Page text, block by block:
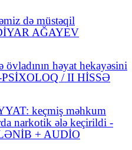
də müstəqil
AĞAYEV
övladının həyat hekayəsini
PSİXOLOQ / II HİSSƏ
keçmiş məhkum
narkotik ələ keçirildi -
+ AUDİO